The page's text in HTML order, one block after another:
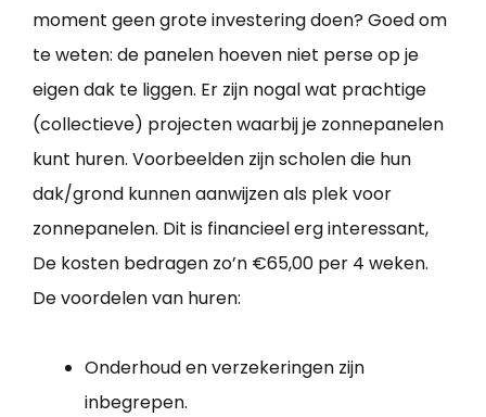
moment geen grote investering doen? Goed om
te weten: de panelen hoeven niet perse op je
eigen dak te liggen. Er zijn nogal wat prachtige
(collectieve) projecten waarbij je zonnepanelen
kunt huren. Voorbeelden zijn scholen die hun
dak/grond kunnen aanwijzen als plek voor
zonnepanelen. Dit is financieel erg interessant,
De kosten bedragen zo’n €65,00 per 4 weken.
De voordelen van huren:
Onderhoud en verzekeringen zijn
inbegrepen.